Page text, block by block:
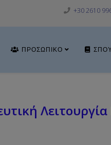
+30 2610
ΠΡΟΣΩΠΙΚΌ